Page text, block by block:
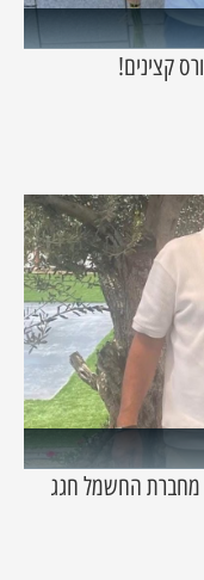
קצינים!
מחברת החשמל חגג